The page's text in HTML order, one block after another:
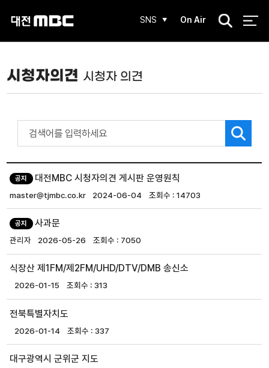
SNS On Air
검
시청자의견 시청자 의견
공지 대전MBC 시청자의견 게시판 운영원칙
master@tjmbc.co.kr 2024-06-04 14703
공지 사과문
관리자 2026-05-26 7050
식장산 제1FM/제2FM/UHD/DTV/DMB 송신소
2026-01-15 313
전북특별자치도
2026-01-14 337
대구광역시 군위군 지도